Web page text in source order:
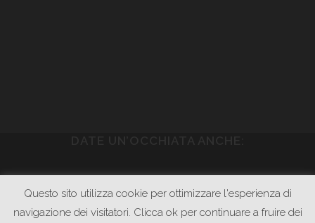
WWW.GODOWNRECORDS.COM
Questo sito utilizza cookie per ottimizzare l'esperienza di
navigazione dei visitatori. Clicca ok per continuare a fruire dei